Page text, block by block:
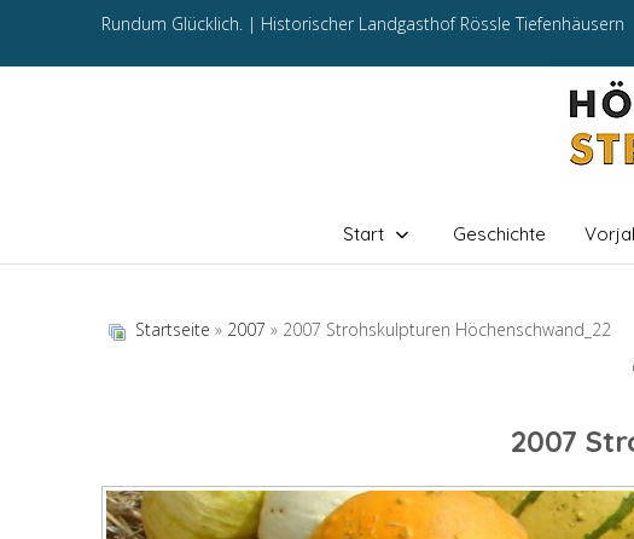
Rundum Glücklich. | Historischer Landgasthof Rössle Tiefenhäusern
Start Geschichte
Startseite » 2007 » 2007 Strohskulpturen Höchenschwand_22
2007